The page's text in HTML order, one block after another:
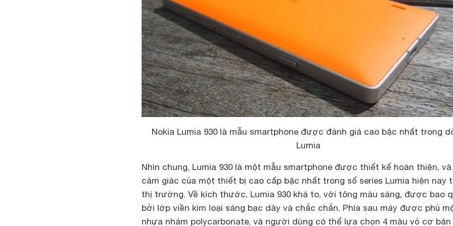
Nokia Lumia 930 là mẫu smartphone được đánh giá cao bậc nhất trong
Lumia
Nhìn chung, Lumia 930 là một mẫu smartphone được thiết kế hoàn thiện,
cảm giác của một thiết bị cao cấp bậc nhất trong số series Lumia hiện nay
thị trường. Về kích thước, Lumia 930 khá to, với tông màu sáng, được bao
bởi lớp viền kim loại sáng bạc dày và chắc chắn. Phía sau máy được phủ
nhựa nhám polycarbonate, và người dùng có thể lựa chọn 4 màu vỏ cơ bản